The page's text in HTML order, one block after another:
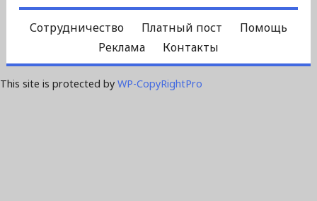
Сотрудничество Платный пост
Помощь
Реклама
Контакты
This site is protected by WP-CopyRightPro